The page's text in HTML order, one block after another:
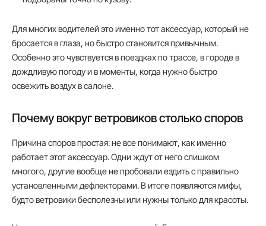
Для многих водителей это именно тот аксессуар, который не
бросается в глаза, но быстро становится привычным.
Особенно это чувствуется в поездках по трассе, в городе в
дождливую погоду и в моменты, когда нужно быстро
освежить воздух в салоне.
Почему вокруг ветровиков столько споров
Причина споров простая: не все понимают, как именно
работает этот аксессуар. Одни ждут от него слишком
многого, другие вообще не пробовали ездить с правильно
установленными дефлекторами. В итоге появляются мифы,
будто ветровики бесполезны или нужны только для красоты.